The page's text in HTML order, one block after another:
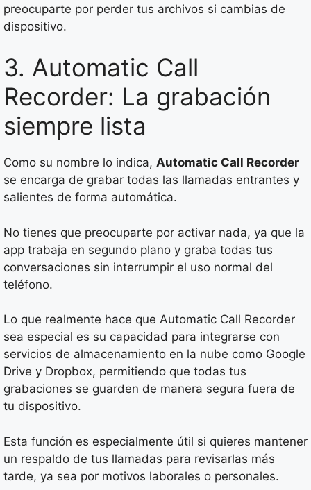
preocuparte por perder tus archivos si cambias de
dispositivo.
3. Automatic Call
Recorder: La grabación
siempre lista
Como su nombre lo indica, Automatic Call Recorder
se encarga de grabar todas las llamadas entrantes y
salientes de forma automática.
No tienes que preocuparte por activar nada, ya que la
app trabaja en segundo plano y graba todas tus
conversaciones sin interrumpir el uso normal del
teléfono.
Lo que realmente hace que Automatic Call Recorder
sea especial es su capacidad para integrarse con
servicios de almacenamiento en la nube como Google
Drive y Dropbox, permitiendo que todas tus
grabaciones se guarden de manera segura fuera de
tu dispositivo.
Esta función es especialmente útil si quieres mantener
un respaldo de tus llamadas para revisarlas más
tarde, ya sea por motivos laborales o personales.